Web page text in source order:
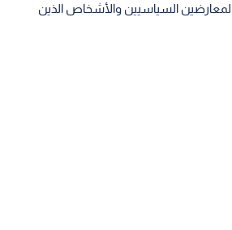
السياسيين والأشخاص الذين